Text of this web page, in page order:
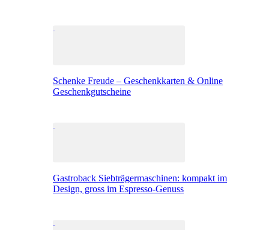
Schenke Freude – Geschenkkarten & Online
Geschenkgutscheine
Gastroback Siebträgermaschinen: kompakt im
Design, gross im Espresso-Genuss